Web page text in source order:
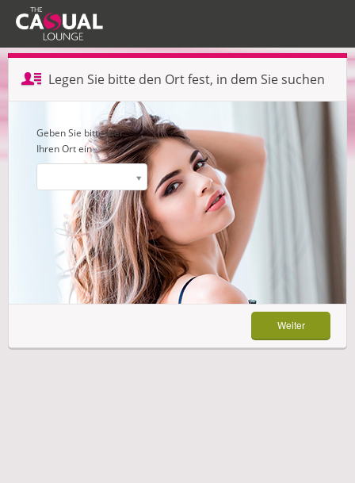
Profil erstellen — Schritt 1 von 3
Legen Sie bitte den Ort fest, in dem Sie suchen
Weiter
Geben Sie bitte hier
Ihren Ort ein
Weiter